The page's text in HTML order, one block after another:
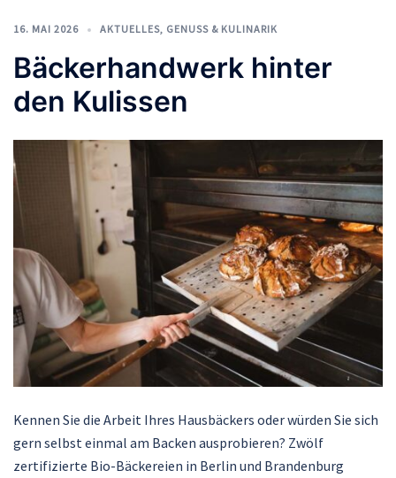
16. MAI 2026 AKTUELLES, GENUSS & KULINARIK
Bäckerhandwerk hinter
den Kulissen
Kennen Sie die Arbeit Ihres Hausbäckers oder würden Sie sich
gern selbst einmal am Backen ausprobieren? Zwölf
zertifizierte Bio-Bäckereien in Berlin und Brandenburg